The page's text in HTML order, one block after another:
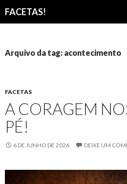
FACETAS!
CONTEÚDO
Arquivo da tag: acontecimento
FACETAS
A CORAGEM
PÉ!
6 DE JUNHO DE 2026 DEIXE UM